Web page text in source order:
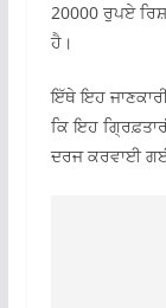
20000 ਰੁਪਏ
ਹੈ।
ਇੱਥੇ ਇਹ
ਕਿ ਇਹ
ਦਰਜ ਕਰਵਾਈ